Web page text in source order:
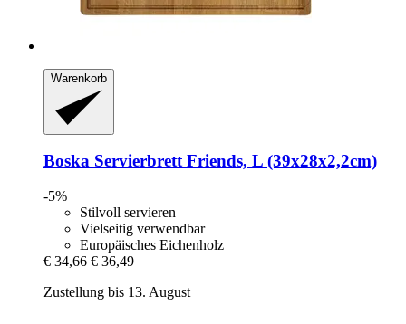
Warenkorb
Boska Servierbrett Friends, L (39x28x2,2cm)
-5%
Stilvoll servieren
Vielseitig verwendbar
Europäisches Eichenholz
€ 34,66 € 36,49
Zustellung bis 13. August